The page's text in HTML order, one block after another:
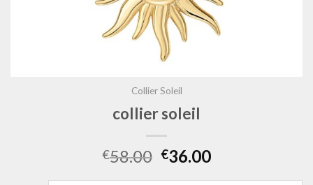
Collier Soleil
collier soleil
€58.00 €36.00